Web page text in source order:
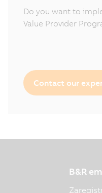
Do you want to
Value Provider
Contact our
B&R